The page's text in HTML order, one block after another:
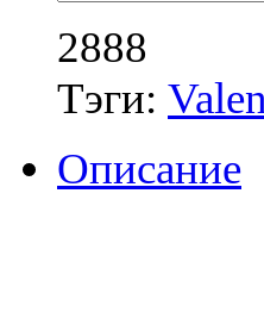
2888
Тэги:
Описание